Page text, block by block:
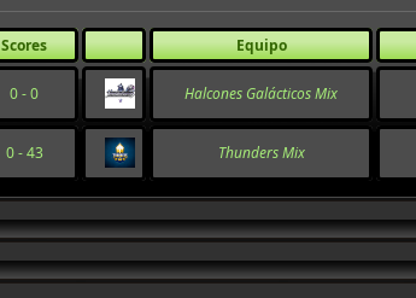
Scores Equipo
0 - 0 Halcones Galácticos Mix
0 - 43 Thunders Mix